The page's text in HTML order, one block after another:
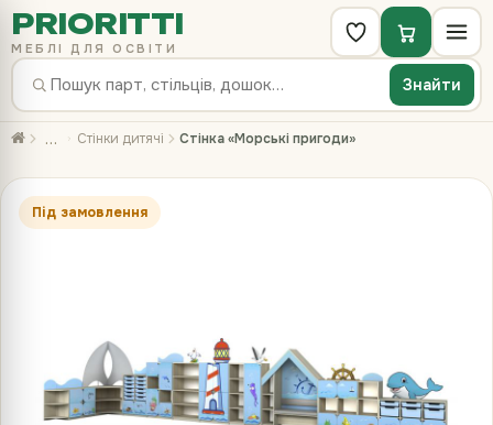
PRIORITTI
МЕБЛІ ДЛЯ ОСВІТИ
Знайти
… Стінки дитячі Стінка «Морські пригоди»
Під замовлення